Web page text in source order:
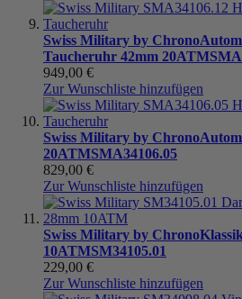
Swiss Military by Chrono
Taucheruhr 42mm 20ATM
949,00 €
Zur Wunschliste hinzufügen
Swiss Military by Chrono
20ATMSMA34106.05
829,00 €
Zur Wunschliste hinzufügen
Swiss Military by Chrono
10ATMSM34105.01
229,00 €
Zur Wunschliste hinzufügen